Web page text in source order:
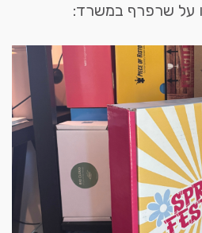
על שרפרף במשרד: